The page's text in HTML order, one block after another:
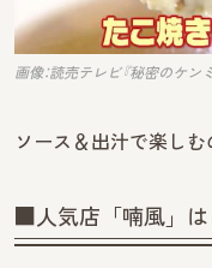
画像：読売テレビ『秘密のケン
ソース＆出汁で楽しむ
■人気店「喃風」